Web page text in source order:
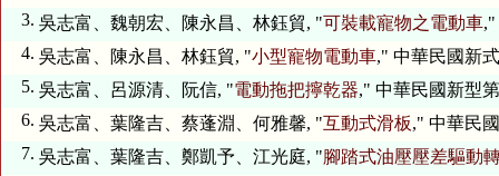
3. 吳志富、魏朝宏、陳永昌、林鈺貿, "可裝載寵物之電動車,"
4. 吳志富、陳永昌、林鈺貿, "小型寵物電動車," 中華民國新
5. 吳志富、呂源清、阮信, "電動拖把擰乾器," 中華民國新型
6. 吳志富、葉隆吉、蔡蓬淵、何雅馨, "互動式滑板," 中華民
7. 吳志富、葉隆吉、鄭凱予、江光庭, "腳踏式油壓壓差驅動